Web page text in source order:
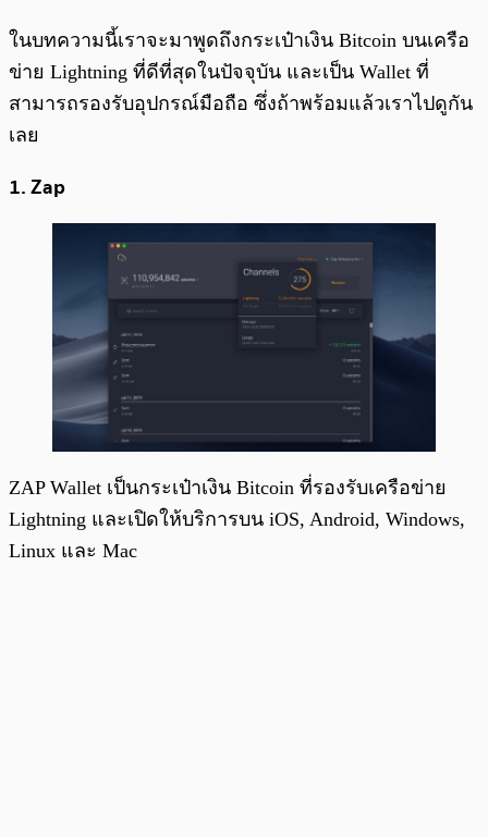
ในบทความนี้เราจะมาพูดถึงกระเป๋าเงิน Bitcoin บนเครือ
ข่าย Lightning ที่ดีที่สุดในปัจจุบัน และเป็น Wallet ที่
สามารถรองรับอุปกรณ์มือถือ ซึ่งถ้าพร้อมแล้วเราไปดูกัน
เลย
1. Zap
ZAP Wallet เป็นกระเป๋าเงิน Bitcoin ที่รองรับเครือข่าย
Lightning และเปิดให้บริการบน iOS, Android, Windows,
Linux และ Mac